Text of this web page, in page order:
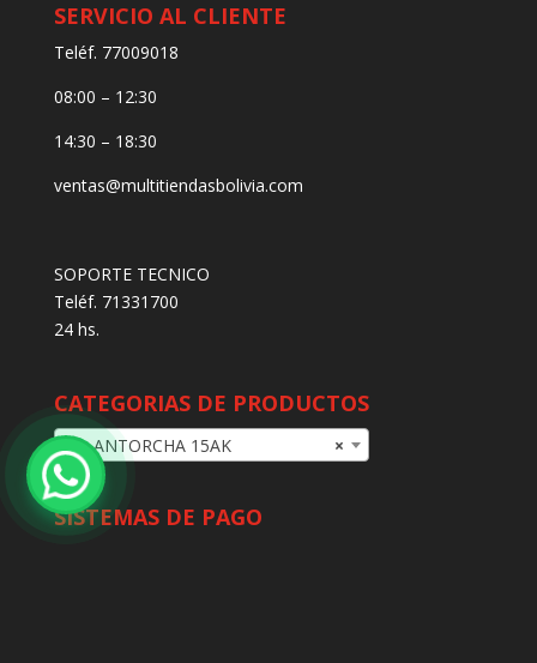
SERVICIO AL CLIENTE
Teléf. 77009018
08:00 – 12:30
14:30 – 18:30
ventas@multitiendasbolivia.com
SOPORTE TECNICO
Teléf. 71331700
24 hs.
CATEGORIAS DE PRODUCTOS
×
ANTORCHA 15AK
SISTEMAS DE PAGO